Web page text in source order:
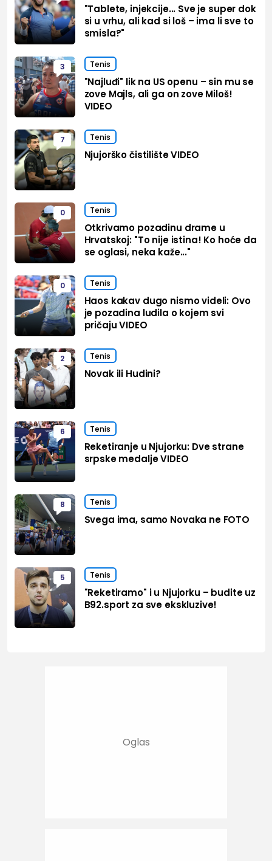
"Tablete, injekcije... Sve je super dok
si u vrhu, ali kad si loš – ima li sve to
smisla?"
3 Tenis
"Najluđi" lik na US openu – sin mu se
zove Majls, ali ga on zove Miloš!
VIDEO
7 Tenis
Njujorško čistilište VIDEO
0 Tenis
Otkrivamo pozadinu drame u
Hrvatskoj: "To nije istina! Ko hoće da
se oglasi, neka kaže..."
0 Tenis
Haos kakav dugo nismo videli: Ovo
je pozadina ludila o kojem svi
pričaju VIDEO
2 Tenis
Novak ili Hudini?
6 Tenis
Reketiranje u Njujorku: Dve strane
srpske medalje VIDEO
8 Tenis
Svega ima, samo Novaka ne FOTO
5 Tenis
"Reketiramo" i u Njujorku – budite uz
B92.sport za sve ekskluzive!